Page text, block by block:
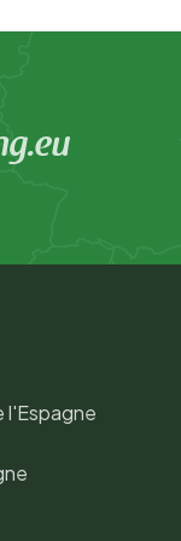
l'Espagne